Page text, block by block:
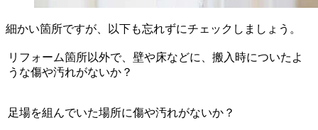
細かい箇所ですが、以下も忘れずにチェックしましょう。
リフォーム箇所以外で、壁や床などに、搬入時についたよ
うな傷や汚れがないか？
足場を組んでいた場所に傷や汚れがないか？